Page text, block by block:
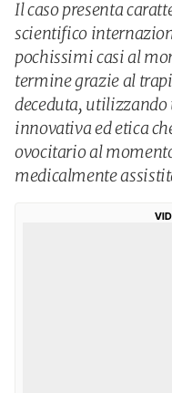
Il caso presenta
scientifico
pochissimi casi al
termine grazie al
deceduta,
innovativa ed etica
ovocitario al
medicalmente